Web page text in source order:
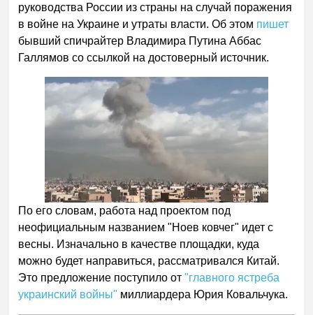
руководства России из страны на случай поражения
в войне на Украине и утраты власти. Об этом пишет
бывший спичрайтер Владимира Путина Аббас
Галлямов со ссылкой на достоверный источник.
По его словам, работа над проектом под
неофициальным названием "Ноев ковчег" идет с
весны. Изначально в качестве площадки, куда
можно будет направиться, рассматривался Китай.
Это предложение поступило от"главного ястреба
украинский войны" миллиардера Юрия Ковальчука.